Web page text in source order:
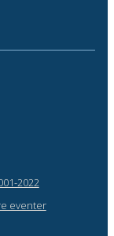
2022
eventer